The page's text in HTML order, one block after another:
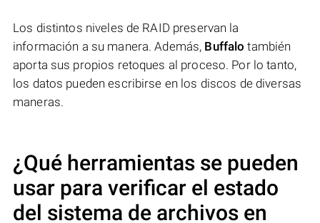
Los distintos niveles de RAID preservan la
información a su manera. Además, Buffalo también
aporta sus propios retoques al proceso. Por lo tanto,
los datos pueden escribirse en los discos de diversas
maneras.
¿Qué herramientas se pueden
usar para verificar el estado
del sistema de archivos en